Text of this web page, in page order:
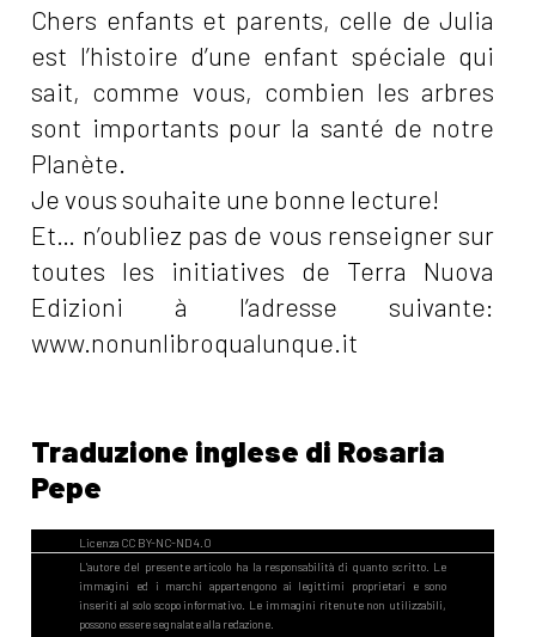
Chers enfants et parents, celle de Julia
est l’histoire d’une enfant spéciale qui
sait, comme vous, combien les arbres
sont importants pour la santé de notre
Planète.
Je vous souhaite une bonne lecture!
Et… n’oubliez pas de vous renseigner sur
toutes les initiatives de Terra Nuova
Edizioni à l’adresse suivante:
www.nonunlibroqualunque.it
Traduzione inglese di Rosaria
Pepe